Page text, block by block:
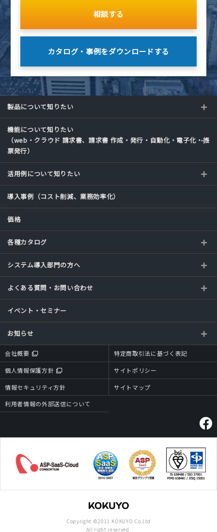
相談する
カタログ・事例をダウンロードする
製品について知りたい
機能について知りたい
（web・クラウド 請求書、請求書 作成・発行・自動化・電子化・帳
票発行）
活用例について知りたい
導入事例（コスト削減、業務効率化）
価格
各種カタログ
システム導入部門の方へ
よくある質問・お問い合わせ
イベント・セミナー
お知らせ
会社概要 特定商取引法に基づく表記
個人情報保護方針 サイトポリシー
情報セキュリティ方針
サイトマップ
利用者情報の外部送信について
Copyright ©2011 KOKUYO Co.Ltd
All right reserved.